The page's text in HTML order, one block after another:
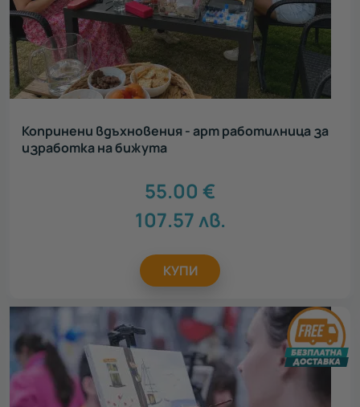
Копринени вдъхновения - арт работилница за
изработка на бижута
55.00 €
107.57лв.
КУПИ